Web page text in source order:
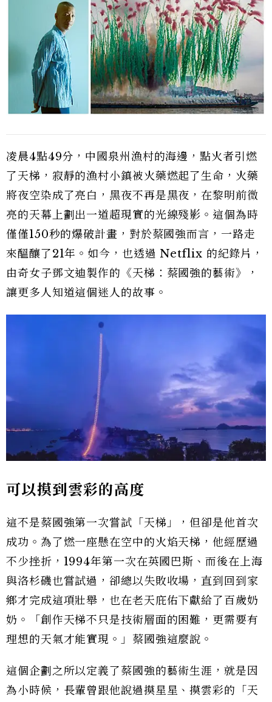
凌晨4點49分，中國泉州漁村的海邊，點火者引燃
了天梯，寂靜的漁村小鎮被火藥燃起了生命，火藥
將夜空染成了亮白，黑夜不再是黑夜，在黎明前微
亮的天幕上劃出一道超現實的光線殘影。這個為時
僅僅150秒的爆破計畫，對於蔡國強而言，一路走
來醞釀了21年。如今，也透過 Netflix 的紀錄片，
由奇女子鄧文迪製作的《天梯：蔡國強的藝術》，
讓更多人知道這個迷人的故事。
可以摸到雲彩的高度
這不是蔡國強第一次嘗試「天梯」，但卻是他首次
成功。為了燃一座懸在空中的火焰天梯，他經歷過
不少挫折，1994年第一次在英國巴斯、而後在上海
與洛杉磯也嘗試過，卻總以失敗收場，直到回到家
鄉才完成這項壯舉，也在老天庇佑下獻給了百歲奶
奶。「創作天梯不只是技術層面的困難，更需要有
理想的天氣才能實現。」蔡國強這麼說。
這個企劃之所以定義了蔡國強的藝術生涯，就是因
為小時候，長輩曾跟他說過摸星星、摸雲彩的「天